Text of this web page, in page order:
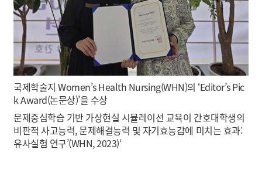
국제학술지 Women’s Health Nursing(WHN)의 ‘Editor’s Pic
k Award(논문상)’을 수상
문제중심학습 기반 가상현실 시뮬레이션 교육이 간호대학생의
비판적 사고능력, 문제해결능력 및 자기효능감에 미치는 효과:
유사실험 연구’(WHN, 2023)‘